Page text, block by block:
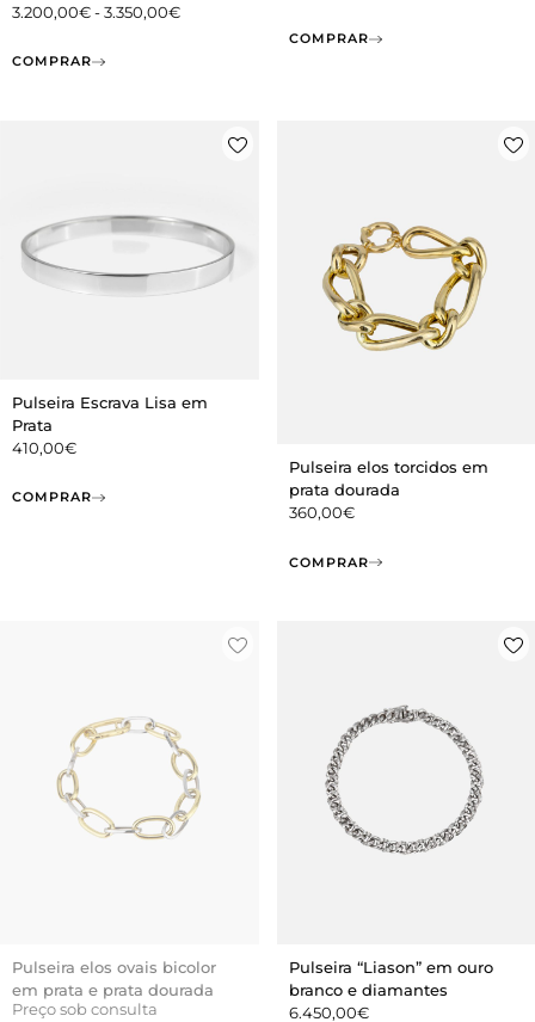
3.200,00€-3.350,00€
COMPRAR
COMPRAR
Pulseira Escrava Lisa em
Prata
410,00€
COMPRAR
Pulseira elos torcidos em
prata dourada
360,00€
COMPRAR
Pulseira elos ovais bicolor
em prata e prata dourada
Preço sob consulta
Pulseira “Liason” em ouro
branco e diamantes
6.450,00€